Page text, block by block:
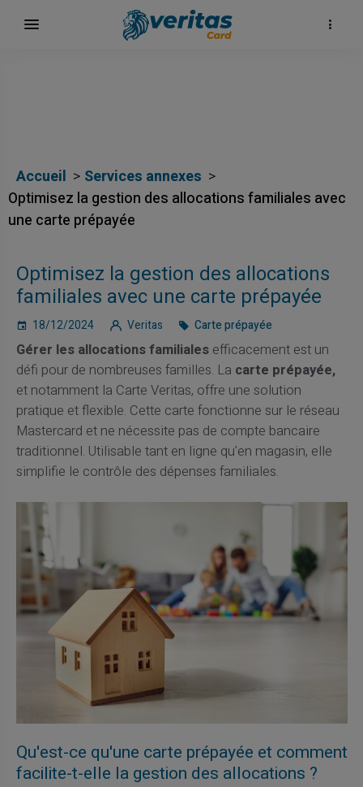
Accueil
Services annexes
Optimisez la gestion des allocations familiales avec
une carte prépayée
Optimisez la gestion des allocations
familiales avec une carte prépayée
18/12/2024 Veritas Carte prépayée
Gérer les allocations familialesefficacement est un
défi pour de nombreuses familles. La carte prépayée,
et notamment la Carte Veritas, offre une solution
pratique et flexible. Cette carte fonctionne sur le réseau
Mastercard et ne nécessite pas de compte bancaire
traditionnel. Utilisable tant en ligne qu'en magasin, elle
simplifie le contrôle des dépenses familiales.
Qu'est-ce qu'une carte prépayée et comment
facilite-t-elle la gestion des allocations ?